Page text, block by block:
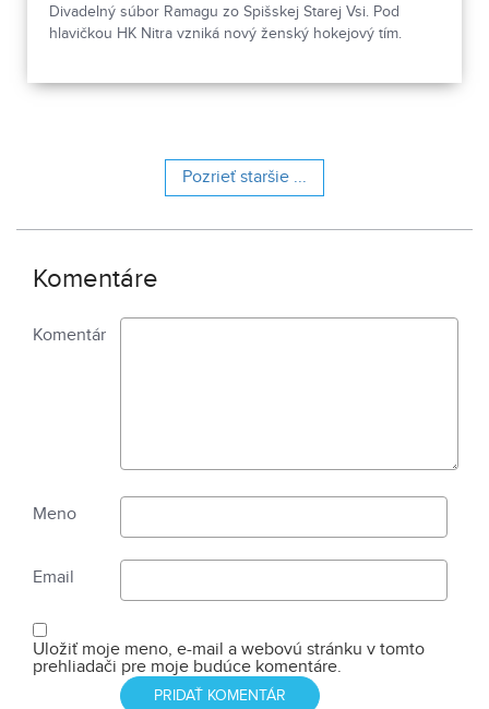
Divadelný súbor Ramagu zo Spišskej Starej Vsi. Pod
hlavičkou HK Nitra vzniká nový ženský hokejový tím.
Pozrieť staršie ...
Komentáre
Komentár
Meno
Email
Uložiť moje meno, e-mail a webovú stránku v tomto
prehliadači pre moje budúce komentáre.